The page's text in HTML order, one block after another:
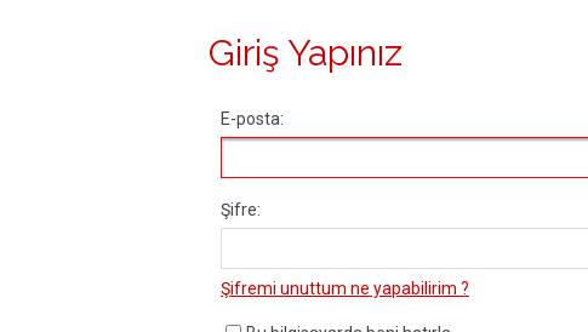
Giriş Yapınız
E-posta:
Şifre:
Şifremi unuttum ne yapabilirim ?